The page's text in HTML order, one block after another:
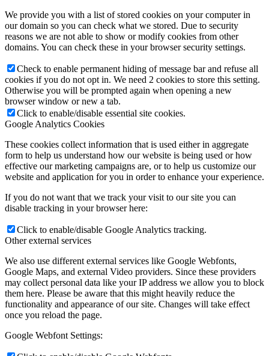
We provide you with a list of stored cookies on your computer in
our domain so you can check what we stored. Due to security
reasons we are not able to show or modify cookies from other
domains. You can check these in your browser security settings.
Check to enable permanent hiding of message bar and refuse all
cookies if you do not opt in. We need 2 cookies to store this setting.
Otherwise you will be prompted again when opening a new
browser window or new a tab.
Click to enable/disable essential site cookies.
Google Analytics Cookies
These cookies collect information that is used either in aggregate
form to help us understand how our website is being used or how
effective our marketing campaigns are, or to help us customize our
website and application for you in order to enhance your experience.
If you do not want that we track your visit to our site you can
disable tracking in your browser here:
Click to enable/disable Google Analytics tracking.
Other external services
We also use different external services like Google Webfonts,
Google Maps, and external Video providers. Since these providers
may collect personal data like your IP address we allow you to block
them here. Please be aware that this might heavily reduce the
functionality and appearance of our site. Changes will take effect
once you reload the page.
Google Webfont Settings: